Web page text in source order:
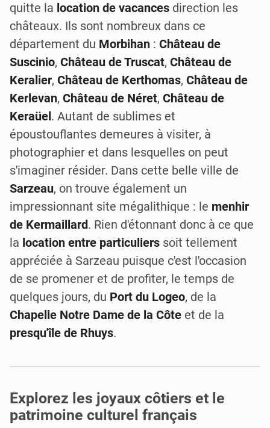
quitte la location de vacances direction les
châteaux. Ils sont nombreux dans ce
département du Morbihan : Château de
Suscinio, Château de Truscat, Château de
Keralier, Château de Kerthomas, Château de
Kerlevan, Château de Néret, Château de
Keraüel. Autant de sublimes et
époustouflantes demeures à visiter, à
photographier et dans lesquelles on peut
s'imaginer résider. Dans cette belle ville de
Sarzeau, on trouve également un
impressionnant site mégalithique : le menhir
de Kermaillard. Rien d'étonnant donc à ce que
la location entre particuliers soit tellement
appréciée à Sarzeau puisque c'est l'occasion
de se promener et de profiter, le temps de
quelques jours, du Port du Logeo, de la
Chapelle Notre Dame de la Côte et de la
presqu'île de Rhuys.
Explorez les joyaux côtiers et le
patrimoine culturel français